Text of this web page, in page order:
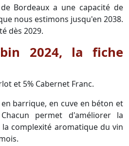
Bordeaux a une capacité de
nous estimons jusqu'en 2038.
dès 2029.
2024, la fiche
et 5% Cabernet Franc.
barrique, en cuve en béton et
permet d'améliorer la
complexité aromatique du vin